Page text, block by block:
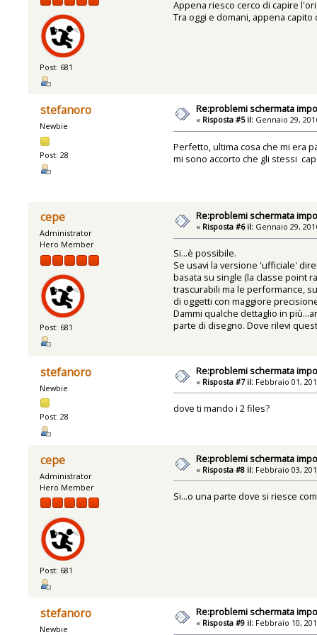
Post: 681
Appena riesco cerco di capire
Tra oggi e domani, appena
stefanoro
Newbie
Post: 28
Re:problemi schermata
« Risposta #5 il: Gennaio 29,
Perfetto, ultima cosa che mi era
mi sono accorto che gli stessi
cepe
Administrator
Hero Member
Post: 681
Re:problemi schermata
« Risposta #6 il: Gennaio 29,
Si...è possibile.
Se usavi la versione 'ufficiale'
basata su single (la classe point
trascurabili ma le performance,
di oggetti con maggiore
Dammi qualche dettaglio in
parte di disegno. Dove rilevi
stefanoro
Newbie
Post: 28
Re:problemi schermata
« Risposta #7 il: Febbraio 01,
dove ti mando i 2 files?
cepe
Administrator
Hero Member
Post: 681
Re:problemi schermata
« Risposta #8 il: Febbraio 03,
Si...o una parte dove si riesce
stefanoro
Newbie
Re:problemi schermata
« Risposta #9 il: Febbraio 10,